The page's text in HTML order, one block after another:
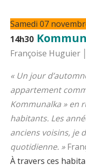
Samedi 07
14h30
Françoise Huguier
« Un jour
appartement
Kommunalka » en
habitants. Les
anciens voisins, je
quotidienne. »
À travers ces